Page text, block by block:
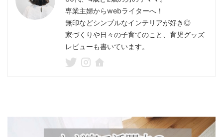
専業主婦からwebライターへ！
無印などシンプルなインテリアが好き◎
家づくりや日々の子育てのこと、育児グッズ
レビューも書いています。